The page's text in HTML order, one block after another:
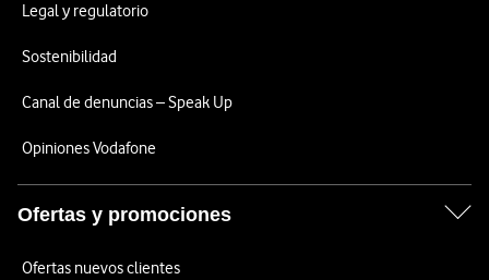
Legal y regulatorio
Sostenibilidad
Canal de denuncias – Speak Up
Opiniones Vodafone
Ofertas y promociones
Ofertas nuevos clientes